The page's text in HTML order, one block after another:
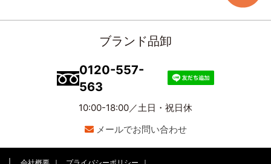
ブランド品卸
0120-557-
563
10:00-18:00／土日・祝日休
メールでお問い合わせ